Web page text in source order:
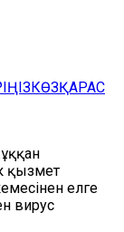
КӨЗҚАРАС
қызмет
елге
вирус